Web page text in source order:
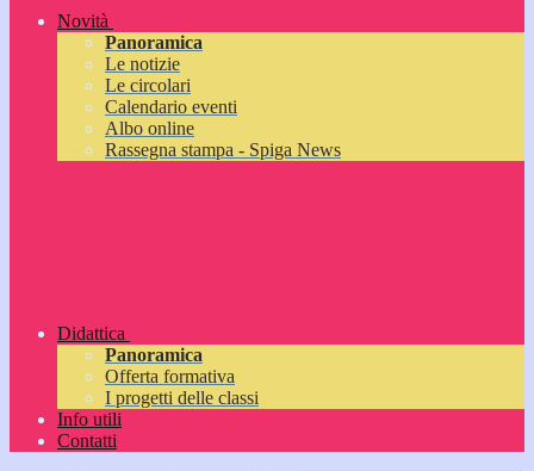
Novità
Panoramica
Le notizie
Le circolari
Calendario eventi
Albo online
Rassegna stampa - Spiga News
Didattica
Panoramica
Offerta formativa
I progetti delle classi
Info utili
Contatti